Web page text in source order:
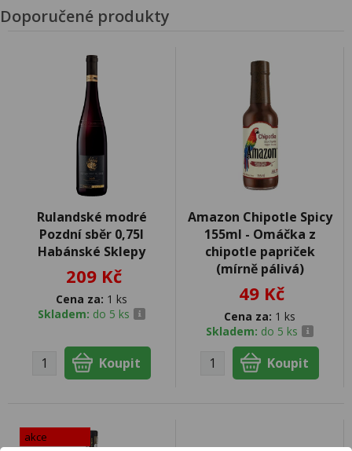
Doporučené produkty
Rulandské modré
Pozdní sběr 0,75l
Habánské Sklepy
209 Kč
Cena za: 1 ks
Skladem: do 5 ks
Amazon Chipotle Spicy
155ml - Omáčka z
chipotle papriček
(mírně pálivá)
49 Kč
Cena za: 1 ks
Skladem: do 5 ks
akce